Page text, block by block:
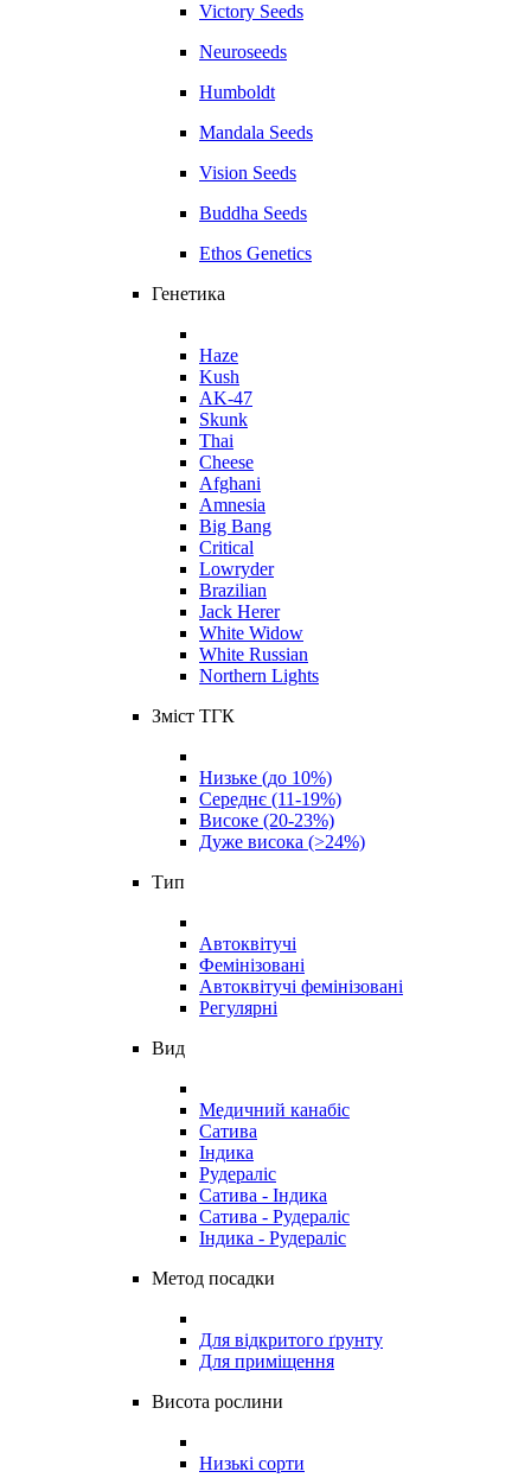
Victory Seeds
Neuroseeds
Humboldt
Mandala Seeds
Vision Seeds
Buddha Seeds
Ethos Genetics
Генетика
Haze
Kush
AK-47
Skunk
Thai
Cheese
Afghani
Amnesia
Big Bang
Critical
Lowryder
Brazilian
Jack Herer
White Widow
White Russian
Northern Lights
Зміст ТГК
Низьке (до 10%)
Середнє (11-19%)
Високе (20-23%)
Дуже висока (>24%)
Тип
Автоквітучі
Фемінізовані
Автоквітучі фемінізовані
Регулярні
Вид
Медичний канабіс
Сатива
Індика
Рудераліс
Сатива - Індика
Сатива - Рудераліс
Індика - Рудераліс
Метод посадки
Для відкритого ґрунту
Для приміщення
Висота рослини
Низькі сорти